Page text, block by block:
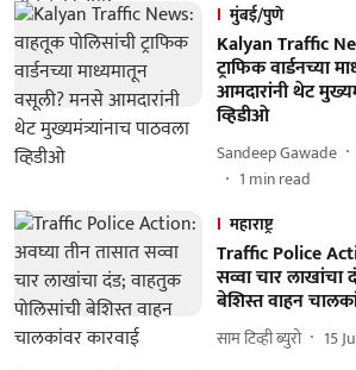
मुंबई/पुणे
Kalyan Traffic
ट्राफिक वार्डनच्या
आमदारांनी थेट
व्हिडीओ
Sandeep Gawade
1 min read
महाराष्ट्र
Traffic Police
सव्वा चार लाखांचा
बेशिस्त वाहन
साम टिव्ही ब्युरो 15